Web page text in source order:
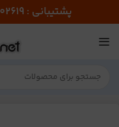
پشتیبانی : 02166102619 - 09366119082